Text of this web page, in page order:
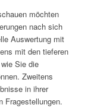
möchten
nach sich
Auswertung mit
mit den tieferen
Sie die
Zweitens
in ihrer
Fragestellungen.